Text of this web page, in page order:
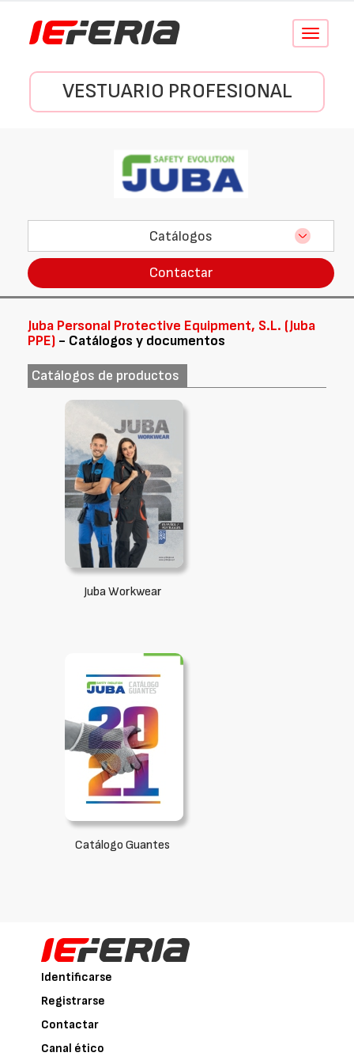
Conmutar
VESTUARIO PROFESIONAL
Catálogos
Contactar
Juba Personal Protective Equipment, S.L. (Juba
PPE) - Catálogos y documentos
Catálogos de productos
Juba Workwear
Catálogo Guantes
Identificarse
Registrarse
Contactar
Canal ético